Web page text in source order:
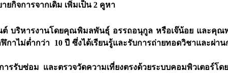
ยกิจการจากเดิม เพิ่มเป็น2 คูหา
บริหารงานโดยคุณพิมลพันธุ์ อรรถอนุกูลหรือเจ๊น้อย และคุณ
กาไม่ต่ำกว่า 10ปี ซึ่งได้เรียนรู้และรับการถ่ายทอดวิชาและผ่
และตรวจวัดความเที่ยงตรงด้วยระบบคอมพิวเตอร์โดยเ